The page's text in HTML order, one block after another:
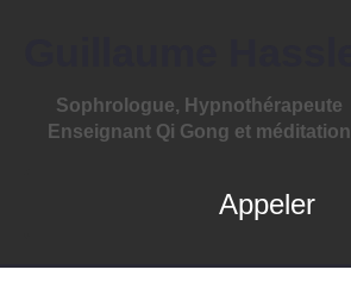
Sophrologue, Hypnothérapeute
Enseignant Qi Gong et méditation
Appeler